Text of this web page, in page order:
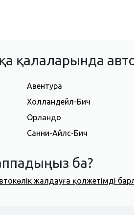
қалаларында
Авентура
Холландейл-Бич
Орландо
Санни-Айлс-Бич
ба?
жалдауға қолжетімді